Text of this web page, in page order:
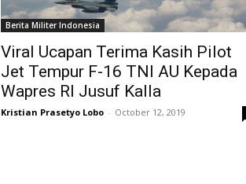
Berita Militer Indonesia
Viral Ucapan Terima Kasih Pilot
Jet Tempur F-16 TNI AU Kepada
Wapres RI Jusuf Kalla
Kristian Prasetyo Lobo - October 12, 2019